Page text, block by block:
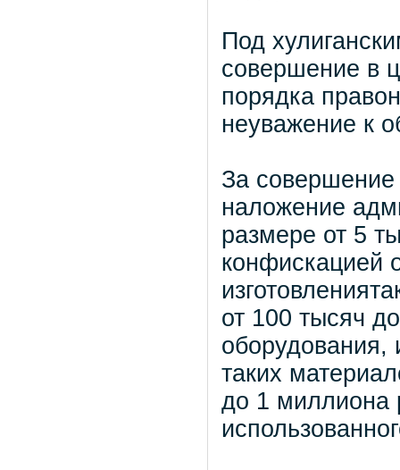
Под
совершение в
порядка
неуважение к
За совершение
наложение
размере от 5
конфискацией
от 100 тысяч
оборудования,
таких
до 1 миллиона